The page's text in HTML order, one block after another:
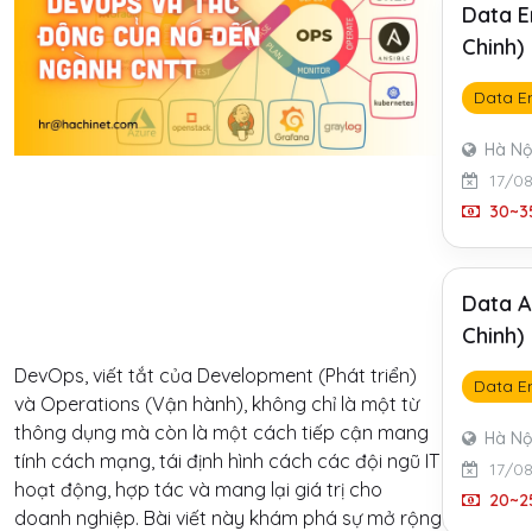
DevOps, viết tắt của Development (Phát triển)
và Operations (Vận hành), không chỉ là một từ
thông dụng mà còn là một cách tiếp cận mang
tính cách mạng, tái định hình cách các đội ngũ IT
hoạt động, hợp tác và mang lại giá trị cho
doanh nghiệp. Bài viết này khám phá sự mở rộng
Data
Chinh)
Data
Hà
17/
Data
Chinh)
Data
Hà
17/